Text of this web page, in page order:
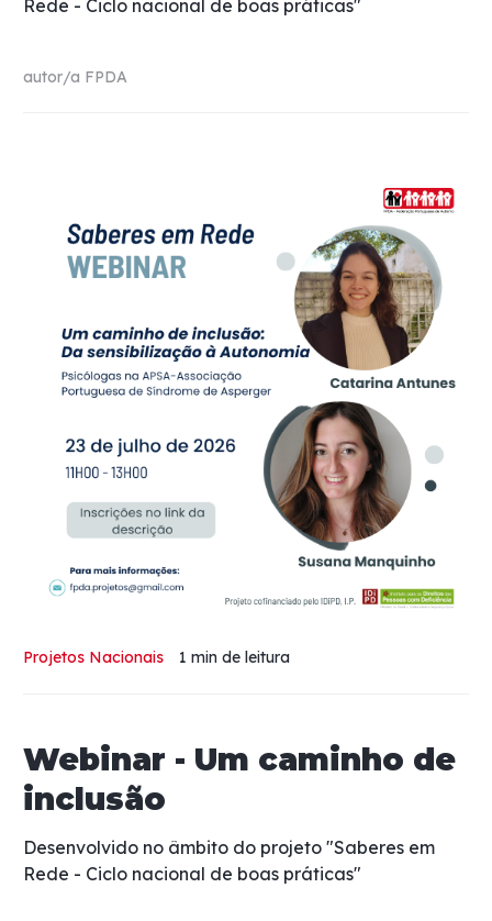
Rede - Ciclo nacional de boas práticas"
autor/a FPDA
Projetos Nacionais 1 min de leitura
Webinar - Um caminho de
inclusão
Desenvolvido no âmbito do projeto "Saberes em
Rede - Ciclo nacional de boas práticas"